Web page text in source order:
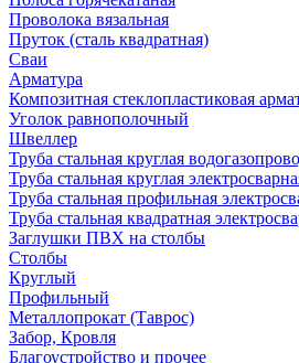
Проволока вязальная
Пруток (сталь квадратная)
Сваи
Арматура
Композитная стеклопластиковая
Уголок равнополочный
Швеллер
Труба стальная круглая
Труба стальная круглая
Труба стальная профильная
Труба стальная квадратная
Заглушки ПВХ на столбы
Столбы
Круглый
Профильный
Металлопрокат (Таврос)
Забор, Кровля
Благоустройство и прочее